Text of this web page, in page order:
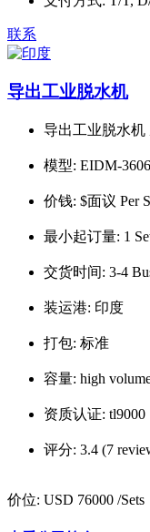
联系
导出工业脱水机
导出工业脱水机
模型: EIDM-
价钱: $面议 Per
最小起订量: 1
交货时间: 3-4
装运港: 印度
打包: 标准
容量: high
资质认证: tl9000
评分: 3.4 (7
价位: USD 76000 /Sets